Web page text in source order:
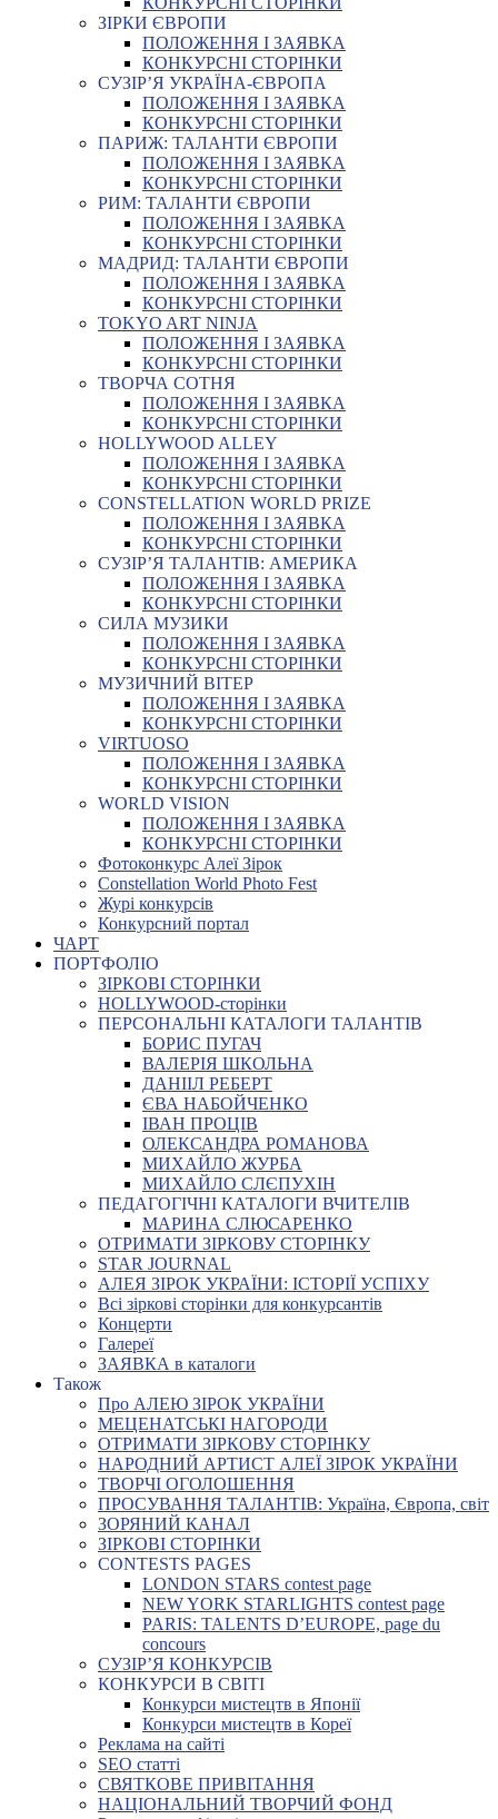
ЗІРКИ ЄВРОПИ
ПОЛОЖЕННЯ І ЗАЯВКА
КОНКУРСНІ СТОРІНКИ
СУЗІР’Я УКРАЇНА-ЄВРОПА
ПОЛОЖЕННЯ І ЗАЯВКА
КОНКУРСНІ СТОРІНКИ
ПАРИЖ: ТАЛАНТИ ЄВРОПИ
ПОЛОЖЕННЯ І ЗАЯВКА
КОНКУРСНІ СТОРІНКИ
РИМ: ТАЛАНТИ ЄВРОПИ
ПОЛОЖЕННЯ І ЗАЯВКА
КОНКУРСНІ СТОРІНКИ
МАДРИД: ТАЛАНТИ ЄВРОПИ
ПОЛОЖЕННЯ І ЗАЯВКА
КОНКУРСНІ СТОРІНКИ
TOKYO ART NINJA
ПОЛОЖЕННЯ І ЗАЯВКА
КОНКУРСНІ СТОРІНКИ
ТВОРЧА СОТНЯ
ПОЛОЖЕННЯ І ЗАЯВКА
КОНКУРСНІ СТОРІНКИ
HOLLYWOOD ALLEY
ПОЛОЖЕННЯ І ЗАЯВКА
КОНКУРСНІ СТОРІНКИ
CONSTELLATION WORLD PRIZE
ПОЛОЖЕННЯ І ЗАЯВКА
КОНКУРСНІ СТОРІНКИ
СУЗІР’Я ТАЛАНТІВ: АМЕРИКА
ПОЛОЖЕННЯ І ЗАЯВКА
КОНКУРСНІ СТОРІНКИ
СИЛА МУЗИКИ
ПОЛОЖЕННЯ І ЗАЯВКА
КОНКУРСНІ СТОРІНКИ
МУЗИЧНИЙ ВІТЕР
ПОЛОЖЕННЯ І ЗАЯВКА
КОНКУРСНІ СТОРІНКИ
VIRTUOSO
ПОЛОЖЕННЯ І ЗАЯВКА
КОНКУРСНІ СТОРІНКИ
WORLD VISION
ПОЛОЖЕННЯ І ЗАЯВКА
КОНКУРСНІ СТОРІНКИ
Фотоконкурс Алеї Зірок
Constellation World Photo Fest
Журі конкурсів
Конкурсний портал
ЧАРТ
ПОРТФОЛІО
ЗІРКОВІ СТОРІНКИ
HOLLYWOOD-сторінки
ПЕРСОНАЛЬНІ КАТАЛОГИ ТАЛАНТІВ
БОРИС ПУГАЧ
ВАЛЕРІЯ ШКОЛЬНА
ДАНІІЛ РЕБЕРТ
ЄВА НАБОЙЧЕНКО
ІВАН ПРОЦІВ
ОЛЕКСАНДРА РОМАНОВА
МИХАЙЛО ЖУРБА
МИХАЙЛО СЛЄПУХІН
ПЕДАГОГІЧНІ КАТАЛОГИ ВЧИТЕЛІВ
МАРИНА СЛЮСАРЕНКО
ОТРИМАТИ ЗІРКОВУ СТОРІНКУ
STAR JOURNAL
АЛЕЯ ЗІРОК УКРАЇНИ: ІСТОРІЇ УСПІХУ
Всі зіркові сторінки для конкурсантів
Концерти
Галереї
ЗАЯВКА в каталоги
Також
Про АЛЕЮ ЗІРОК УКРАЇНИ
МЕЦЕНАТСЬКІ НАГОРОДИ
ОТРИМАТИ ЗІРКОВУ СТОРІНКУ
НАРОДНИЙ АРТИСТ АЛЕЇ ЗІРОК УКРАЇНИ
ТВОРЧІ ОГОЛОШЕННЯ
ПРОСУВАННЯ ТАЛАНТІВ: Україна, Європа, світ
ЗОРЯНИЙ КАНАЛ
ЗІРКОВІ СТОРІНКИ
CONTESTS PAGES
LONDON STARS contest page
NEW YORK STARLIGHTS contest page
PARIS: TALENTS D’EUROPE, page du
concours
СУЗІР’Я КОНКУРСІВ
КОНКУРСИ В СВІТІ
Конкурси мистецтв в Японії
Конкурси мистецтв в Кореї
Реклама на сайті
SEO статті
СВЯТКОВЕ ПРИВІТАННЯ
НАЦІОНАЛЬНИЙ ТВОРЧИЙ ФОНД